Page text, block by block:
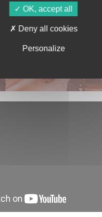
OK, accept all
Deny all cookies
Personalize